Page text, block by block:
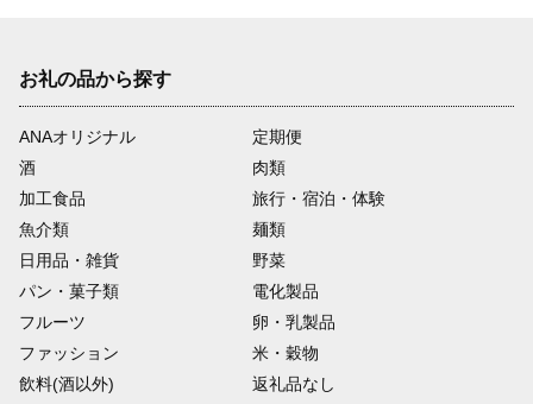
お礼の品から探す
ANAオリジナル
定期便
酒
肉類
加工食品
旅行・宿泊・体験
魚介類
麺類
日用品・雑貨
野菜
パン・菓子類
電化製品
フルーツ
卵・乳製品
ファッション
米・穀物
飲料(酒以外)
返礼品なし